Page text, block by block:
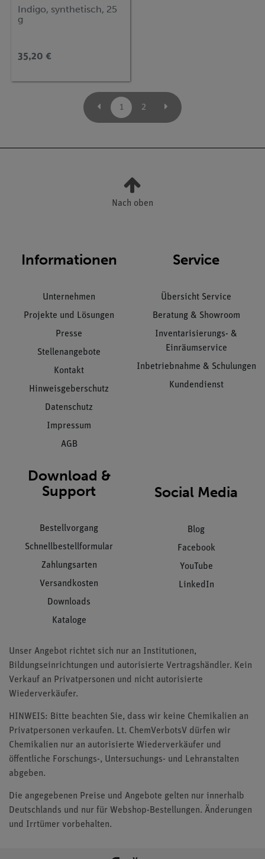
Indigo, synthetisch, 25
g
35,20 €
1 2
Nach oben
Informationen
Unternehmen
Projekte und Lösungen
Presse
Stellenangebote
Kontakt
Hinweisgeberschutz
Datenschutz
Impressum
AGB
Service
Übersicht Service
Beratung & Showroom
Inventarisierungs- &
Einräumservice
Inbetriebnahme & Schulungen
Kundendienst
Download &
Support
Bestellvorgang
Schnellbestellformular
Zahlungsarten
Versandkosten
Downloads
Kataloge
Social Media
Blog
Facebook
YouTube
LinkedIn
Unser Angebot richtet sich nur an Institutionen,
Bildungseinrichtungen und autorisierte Vertragshändler. Kein
Verkauf an Privatpersonen und nicht autorisierte
Wiederverkäufer.
HINWEIS: Bitte beachten Sie, dass wir keine Chemikalien an
Privatpersonen verkaufen. Lt. ChemVerbotsV dürfen wir
Chemikalien nur an autorisierte Wiederverkäufer und
öffentliche Forschungs-, Untersuchungs- und Lehranstalten
abgeben.
Die angegebenen Preise und Angebote gelten nur innerhalb
Deutschlands und nur für Webshop-Bestellungen. Änderungen
und Irrtümer vorbehalten.